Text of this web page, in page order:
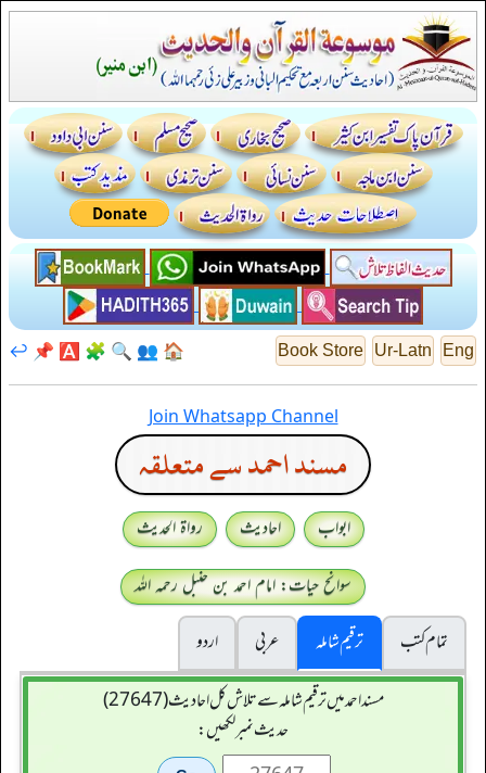
Eng
Ur-Latn
Book Store
🏠
👥
🔍
🧩
🅰️
📌
↩️
Join Whatsapp Channel
مسند احمد سے متعلقہ
ابواب احادیث
رواۃ الحدیث
سوانح حیات: امام احمد بن حنبل رحمہ اللہ
تمام کتب
ترقیم شاملہ عربی
اردو
مسند احمد میں ترقیم شاملہ سے تلاش کل احادیث (27647)
حدیث نمبر لکھیں: